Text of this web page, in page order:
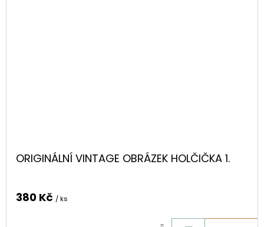
ORIGINÁLNÍ VINTAGE OBRÁZEK HOLČIČKA 1.
380 Kč / ks